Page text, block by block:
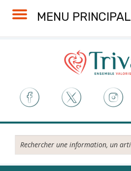
MENU PRINCIPAL
Rechercher...